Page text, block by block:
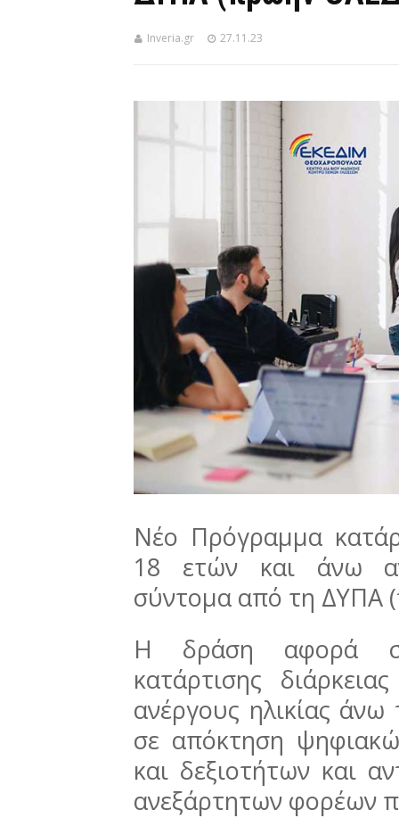
Inveria.gr 27.11.23
Νέο Πρόγραμμα
18 ετών και άνω
σύντομα από τη ΔΥΠΑ
Η δράση αφορά
κατάρτισης
ανέργους ηλικίας
σε απόκτηση
και δεξιοτήτων και
ανεξάρτητων φορέων